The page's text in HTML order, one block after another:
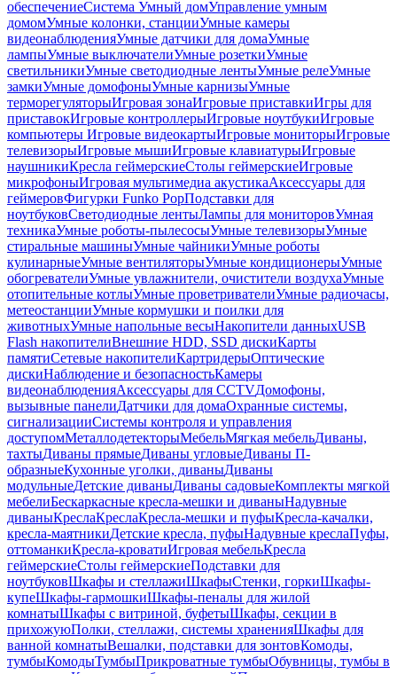
обеспечениеСистема Умный домУправление умным
домомУмные колонки, станцииУмные камеры
видеонаблюденияУмные датчики для домаУмные
лампыУмные выключателиУмные розеткиУмные
светильникиУмные светодиодные лентыУмные релеУмные
замкиУмные домофоныУмные карнизыУмные
терморегуляторыИгровая зонаИгровые приставкиИгры для
приставокИгровые контроллерыИгровые ноутбукиИгровые
компьютеры Игровые видеокартыИгровые мониторыИгровые
телевизорыИгровые мышиИгровые клавиатурыИгровые
наушникиКресла геймерскиеСтолы геймерскиеИгровые
микрофоныИгровая мультимедиа акустикаАксессуары для
геймеровФигурки Funko PopПодставки для
ноутбуковСветодиодные лентыЛампы для мониторовУмная
техникаУмные роботы-пылесосыУмные телевизорыУмные
стиральные машиныУмные чайникиУмные роботы
кулинарныеУмные вентиляторыУмные кондиционерыУмные
обогревателиУмные увлажнители, очистители воздухаУмные
отопительные котлыУмные проветривателиУмные радиочасы,
метеостанцииУмные кормушки и поилки для
животныхУмные напольные весыНакопители данныхUSB
Flash накопителиВнешние HDD, SSD дискиКарты
памятиСетевые накопителиКартридерыОптические
дискиНаблюдение и безопасностьКамеры
видеонаблюденияАксессуары для CCTVДомофоны,
вызывные панелиДатчики для домаОхранные системы,
сигнализацииСистемы контроля и управления
доступомМеталлодетекторыМебельМягкая мебельДиваны,
тахтыДиваны прямыеДиваны угловыеДиваны П-
образныеКухонные уголки, диваныДиваны
модульныеДетские диваныДиваны садовыеКомплекты мягкой
мебелиБескаркасные кресла-мешки и диваныНадувные
диваныКреслаКреслаКресла-мешки и пуфыКресла-качалки,
кресла-маятникиДетские кресла, пуфыНадувные креслаПуфы,
оттоманкиКресла-кроватиИгровая мебельКресла
геймерскиеСтолы геймерскиеПодставки для
ноутбуковШкафы и стеллажиШкафыСтенки, горкиШкафы-
купеШкафы-гармошкиШкафы-пеналы для жилой
комнатыШкафы с витриной, буфетыШкафы, секции в
прихожуюПолки, стеллажи, системы храненияШкафы для
ванной комнатыВешалки, подставки для зонтовКомоды,
тумбыКомодыТумбыПрикроватные тумбыОбувницы, тумбы в